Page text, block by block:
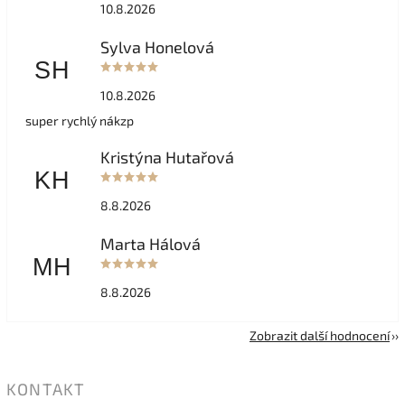
10.8.2026
SH
Sylva Honelová
10.8.2026
super rychlý nákzp
KH
Kristýna Hutařová
8.8.2026
MH
Marta Hálová
8.8.2026
Zobrazit další hodnocení
KONTAKT